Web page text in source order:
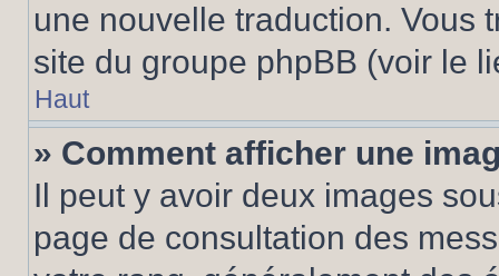
une nouvelle traduction. Vous
site du groupe phpBB (voir le
Haut
» Comment afficher une
Il peut y avoir deux images
page de consultation des